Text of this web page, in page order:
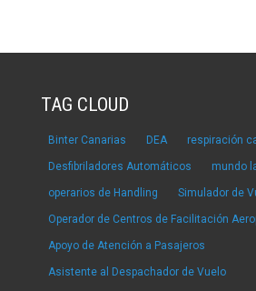
TAG CLOUD
Binter Canarias DEA respiración
Desfibriladores Automáticos mundo
operarios de Handling Simulador de
Operador de Centros de Facilitación
Apoyo de Atención a Pasajeros
Asistente al Despachador de Vuelo